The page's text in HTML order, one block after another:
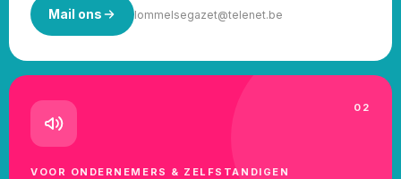
Mail ons lommelsegazet@telenet.be
02
VOOR ONDERNEMERS & ZELFSTANDIGEN